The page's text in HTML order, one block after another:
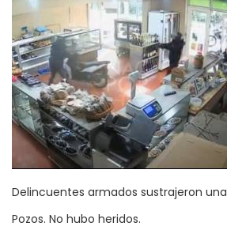
Delincuentes armados sustrajeron una
Pozos. No hubo heridos.